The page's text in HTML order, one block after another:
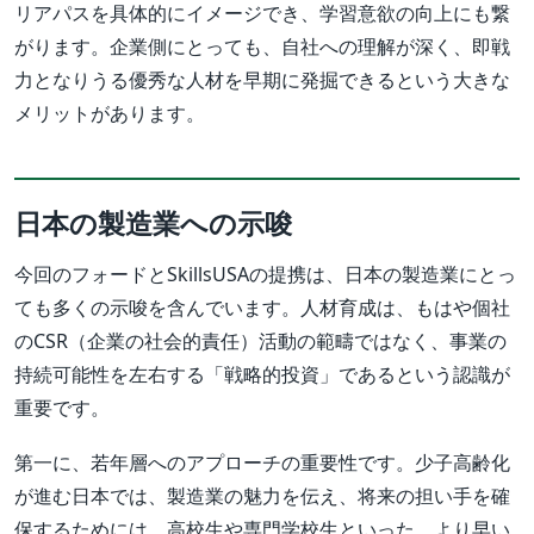
リアパスを具体的にイメージでき、学習意欲の向上にも繋
がります。企業側にとっても、自社への理解が深く、即戦
力となりうる優秀な人材を早期に発掘できるという大きな
メリットがあります。
日本の製造業への示唆
今回のフォードとSkillsUSAの提携は、日本の製造業にとっ
ても多くの示唆を含んでいます。人材育成は、もはや個社
のCSR（企業の社会的責任）活動の範疇ではなく、事業の
持続可能性を左右する「戦略的投資」であるという認識が
重要です。
第一に、若年層へのアプローチの重要性です。少子高齢化
が進む日本では、製造業の魅力を伝え、将来の担い手を確